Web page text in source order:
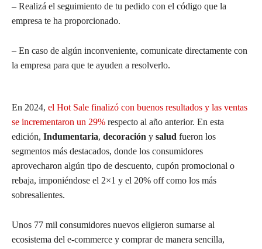
– Realizá el seguimiento de tu pedido con el código que la
empresa te ha proporcionado.
– En caso de algún inconveniente, comunicate directamente con
la empresa para que te ayuden a resolverlo.
En 2024, el Hot Sale finalizó con buenos resultados y las ventas
se incrementaron un 29% respecto al año anterior. En esta
edición, Indumentaria, decoración y salud fueron los
segmentos más destacados, donde los consumidores
aprovecharon algún tipo de descuento, cupón promocional o
rebaja, imponiéndose el 2×1 y el 20% off como los más
sobresalientes.
Unos 77 mil consumidores nuevos eligieron sumarse al
ecosistema del e-commerce y comprar de manera sencilla,